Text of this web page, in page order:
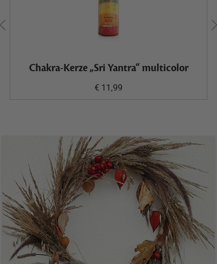
Chakra-Kerze „Sri Yantra“ multicolor
€ 11,99